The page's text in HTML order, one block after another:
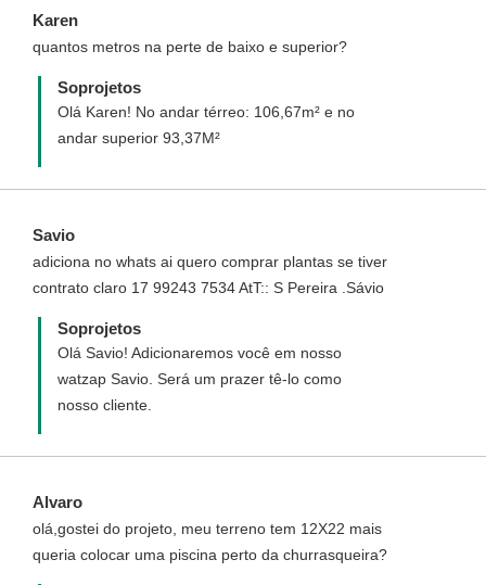
Karen
quantos metros na perte de baixo e superior?
Soprojetos
Olá Karen! No andar térreo: 106,67m² e no
andar superior 93,37M²
Savio
adiciona no whats ai quero comprar plantas se tiver
contrato claro 17 99243 7534 AtT:: S Pereira .Sávio
Soprojetos
Olá Savio! Adicionaremos você em nosso
watzap Savio. Será um prazer tê-lo como
nosso cliente.
Alvaro
olá,gostei do projeto, meu terreno tem 12X22 mais
queria colocar uma piscina perto da churrasqueira?